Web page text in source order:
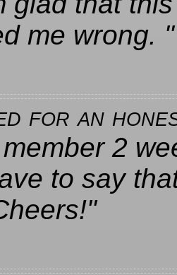
me wrong. "
for an
2
to say